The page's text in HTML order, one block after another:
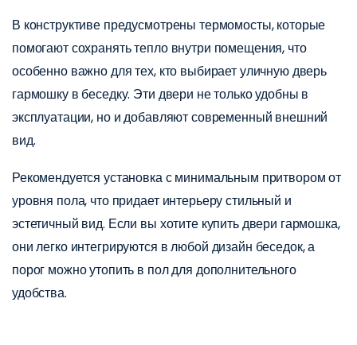
В конструктиве предусмотрены термомосты, которые
помогают сохранять тепло внутри помещения, что
особенно важно для тех, кто выбирает уличную дверь
гармошку в беседку. Эти двери не только удобны в
эксплуатации, но и добавляют современный внешний
вид.
Рекомендуется установка с минимальным притвором от
уровня пола, что придает интерьеру стильный и
эстетичный вид. Если вы хотите купить двери гармошка,
они легко интегрируются в любой дизайн беседок, а
порог можно утопить в пол для дополнительного
удобства.